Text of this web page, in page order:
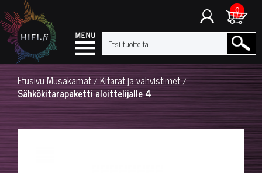
0
EtusivuMusakamat/Kitarat ja vahvistimet/
Sähkökitarapaketti aloittelijalle 4